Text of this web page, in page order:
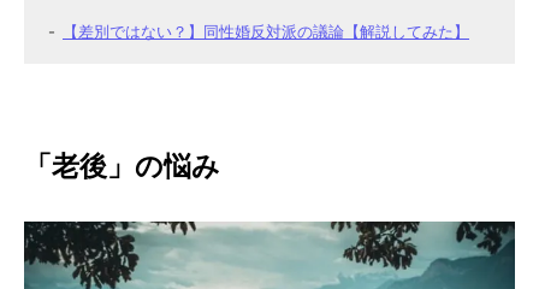
【差別ではない？】同性婚反対派の議論【解説してみた】
「老後」の悩み